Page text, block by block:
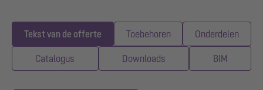
Tekst van de offerte Toebehoren Onderdelen
Catalogus Downloads BIM